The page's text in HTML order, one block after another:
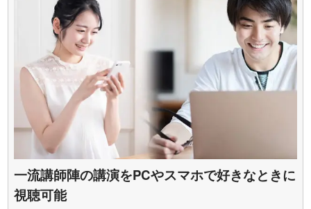
一流講師陣の講演をPCやスマホで好きなときに
視聴可能